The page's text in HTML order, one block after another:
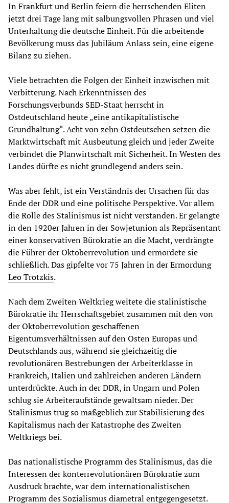
In Frankfurt und Berlin feiern die herrschenden Eliten
jetzt drei Tage lang mit salbungsvollen Phrasen und viel
Unterhaltung die deutsche Einheit. Für die arbeitende
Bevölkerung muss das Jubiläum Anlass sein, eine eigene
Bilanz zu ziehen.
Viele betrachten die Folgen der Einheit inzwischen mit
Verbitterung. Nach Erkenntnissen des
Forschungsverbunds SED-Staat herrscht in
Ostdeutschland heute „eine antikapitalistische
Grundhaltung“. Acht von zehn Ostdeutschen setzen die
Marktwirtschaft mit Ausbeutung gleich und jeder Zweite
verbindet die Planwirtschaft mit Sicherheit. In Westen des
Landes dürfte es nicht grundlegend anders sein.
Was aber fehlt, ist ein Verständnis der Ursachen für das
Ende der DDR und eine politische Perspektive. Vor allem
die Rolle des Stalinismus ist nicht verstanden. Er gelangte
in den 1920er Jahren in der Sowjetunion als Repräsentant
einer konservativen Bürokratie an die Macht, verdrängte
die Führer der Oktoberrevolution und ermordete sie
schließlich. Das gipfelte vor 75 Jahren in derErmordung
Leo Trotzkis.
Nach dem Zweiten Weltkrieg weitete die stalinistische
Bürokratie ihr Herrschaftsgebiet zusammen mit den von
der Oktoberrevolution geschaffenen
Eigentumsverhältnissen auf den Osten Europas und
Deutschlands aus, während sie gleichzeitig die
revolutionären Bestrebungen der Arbeiterklasse in
Frankreich, Italien und zahlreichen anderen Ländern
unterdrückte. Auch in der DDR, in Ungarn und Polen
schlug sie Arbeiteraufstände gewaltsam nieder. Der
Stalinismus trug so maßgeblich zur Stabilisierung des
Kapitalismus nach der Katastrophe des Zweiten
Weltkriegs bei.
Das nationalistische Programm des Stalinismus, das die
Interessen der konterrevolutionären Bürokratie zum
Ausdruck brachte, war dem internationalistischen
Programm des Sozialismus diametral entgegengesetzt.